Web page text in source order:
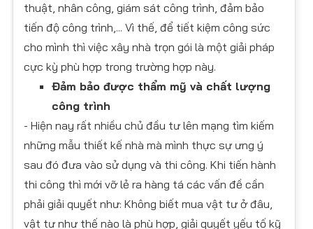
thuật, nhân công, giám sát công trình, đảm bảo
tiến độ công trình,... Vì thế, để tiết kiệm công sức
cho mình thì việc xây nhà trọn gói là một giải pháp
cực kỳ phù hợp trong trường hợp này.
Đảm bảo được thẩm mỹ và chất lượng
công trình
- Hiện nay rất nhiều chủ đầu tư lên mạng tìm kiếm
những mẫu thiết kế nhà mà mình thực sự ưng ý
sau đó đưa vào sử dụng và thi công. Khi tiến hành
thi công thì mới vỡ lẻ ra hàng tá các vấn đề cần
phải giải quyết như: Không biết mua vật tư ở đâu,
vật tư như thế nào là phù hợp, giải quyết yếu tố kỹ